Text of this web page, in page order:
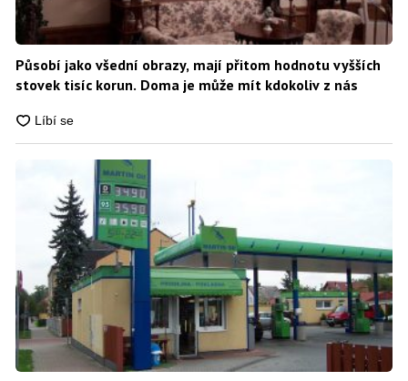
Působí jako všední obrazy, mají přitom hodnotu vyšších
stovek tisíc korun. Doma je může mít kdokoliv z nás